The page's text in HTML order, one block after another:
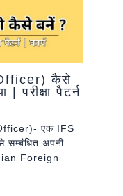
कैसे
परीक्षा पैटर्न
एक IFS
सम्बंधित अपनी
Foreign